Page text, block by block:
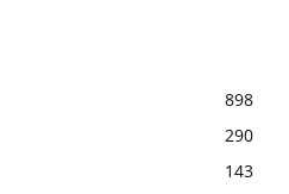
898
290
143